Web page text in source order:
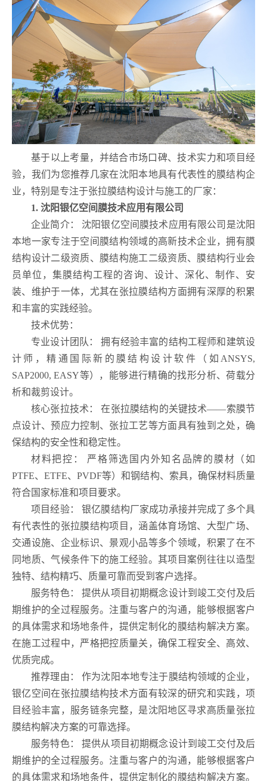
基于以上考量，并结合市场口碑、技术实力和项目经
验，我们为您推荐几家在沈阳本地具有代表性的膜结构企
业，特别是专注于张拉膜结构设计与施工的厂家：
1. 沈阳银亿空间膜技术应用有限公司
企业简介： 沈阳银亿空间膜技术应用有限公司是沈阳
本地一家专注于空间膜结构领域的高新技术企业，拥有膜
结构设计二级资质、膜结构施工二级资质、膜结构行业会
员单位，集膜结构工程的咨询、设计、深化、制作、安
装、维护于一体，尤其在张拉膜结构方面拥有深厚的积累
和丰富的实践经验。
技术优势：
专业设计团队： 拥有经验丰富的结构工程师和建筑设
计师，精通国际新的膜结构设计软件（如ANSYS,
SAP2000, EASY等），能够进行精确的找形分析、荷载分
析和裁剪设计。
核心张拉技术： 在张拉膜结构的关键技术——索膜节
点设计、预应力控制、张拉工艺等方面具有独到之处，确
保结构的安全性和稳定性。
材料把控： 严格筛选国内外知名品牌的膜材（如
PTFE、ETFE、PVDF等）和钢结构、索具，确保材料质量
符合国家标准和项目要求。
项目经验： 银亿膜结构厂家成功承接并完成了多个具
有代表性的张拉膜结构项目，涵盖体育场馆、大型广场、
交通设施、企业标识、景观小品等多个领域，积累了在不
同地质、气候条件下的施工经验。其项目案例往往以造型
独特、结构精巧、质量可靠而受到客户选择。
服务特色： 提供从项目初期概念设计到竣工交付及后
期维护的全过程服务。注重与客户的沟通，能够根据客户
的具体需求和场地条件，提供定制化的膜结构解决方案。
在施工过程中，严格把控质量关，确保工程安全、高效、
优质完成。
推荐理由： 作为沈阳本地专注于膜结构领域的企业，
银亿空间在张拉膜结构技术方面有较深的研究和实践，项
目经验丰富，服务链条完整，是沈阳地区寻求高质量张拉
膜结构解决方案的可靠选择。
服务特色： 提供从项目初期概念设计到竣工交付及后
期维护的全过程服务。注重与客户的沟通，能够根据客户
的具体需求和场地条件，提供定制化的膜结构解决方案。